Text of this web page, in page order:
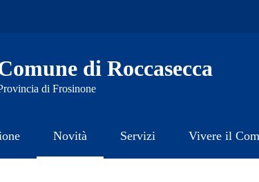
di Roccasecca
di Frosinone
Novità Servizi Vivere il